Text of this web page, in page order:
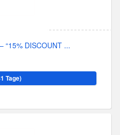
“15% DISCOUNT ...
Tage)